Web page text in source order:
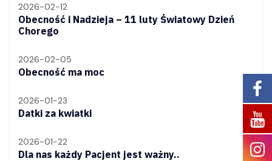
2026-02-12
Obecność i Nadzieja – 11 luty Światowy Dzień
Chorego
2026-02-05
Obecność ma moc
2026-01-23
Datki za kwiatki
2026-01-22
Dla nas każdy Pacjent jest ważny..